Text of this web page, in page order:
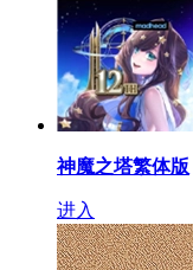
神魔之塔繁体版
进入